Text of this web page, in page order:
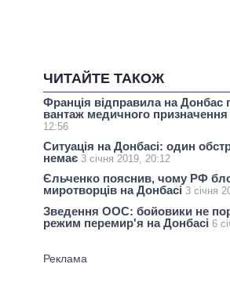
ЧИТАЙТЕ ТАКОЖ
Франція відправила на Донбас
вантаж медичного призначення
12:56
Ситуація на Донбасі: один
немає 3 січня 2019, 20:12
Єльченко пояснив, чому РФ
миротворців на Донбасі 3 січня
Зведення ООС: бойовики не
режим перемир'я на Донбасі 6